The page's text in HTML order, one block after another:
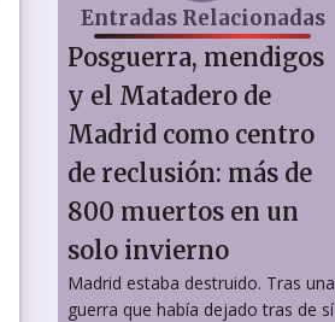
Entradas Relacionadas
Posguerra, mendigos
y el Matadero de
Madrid como centro
de reclusión: más de
800 muertos en un
solo invierno
Madrid estaba destruido. Tras una
guerra que había dejado tras de sí